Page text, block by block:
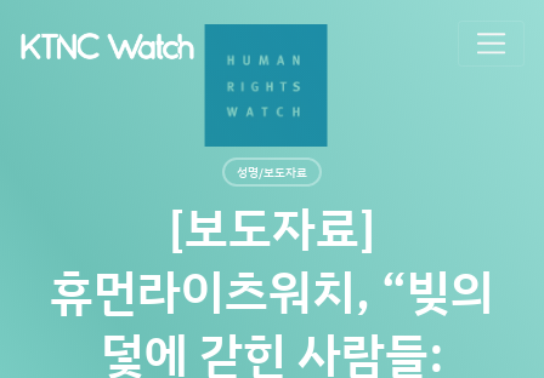
성명/보도자료
[보도자료]
휴먼라이츠워치, “빚의
덫에 갇힌 사람들: